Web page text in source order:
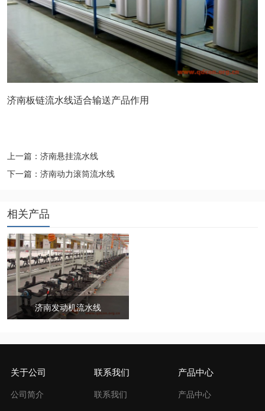
济南板链流水线适合输送产品作用
上一篇：济南悬挂流水线
下一篇：济南动力滚筒流水线
相关产品
济南发动机流水线
关于公司
公司简介
联系我们
联系我们
产品中心
产品中心